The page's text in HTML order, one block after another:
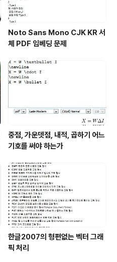
Noto Sans Mono CJK KR 서
체 PDF 임베딩 문제
중점, 가운뎃점, 내적, 곱하기 어느
기호를 써야 하는가
한글2007의 형편없는 벡터 그래
픽 처리